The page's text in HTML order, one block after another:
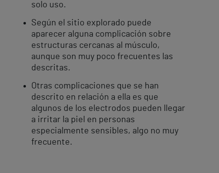
solo uso.
Según el sitio explorado puede
aparecer alguna complicación sobre
estructuras cercanas al músculo,
aunque son muy poco frecuentes las
descritas.
Otras complicaciones que se han
descrito en relación a ella es que
algunos de los electrodos pueden llegar
a irritar la piel en personas
especialmente sensibles, algo no muy
frecuente.